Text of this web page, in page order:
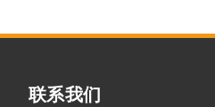
联系我们